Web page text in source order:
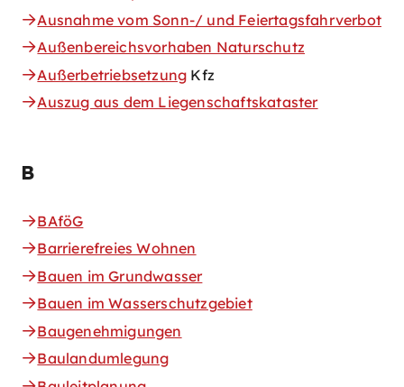
Ausnahme vom Sonn-/ und Feiertagsfahrverbot
Außenbereichsvorhaben Naturschutz
Außerbetriebsetzung Kfz
Auszug aus dem Liegenschaftskataster
B
BAföG
Barrierefreies Wohnen
Bauen im Grundwasser
Bauen im Wasserschutzgebiet
Baugenehmigungen
Baulandumlegung